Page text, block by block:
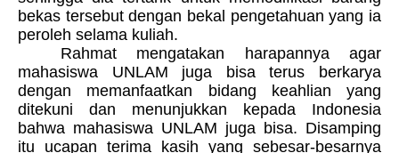
bekas tersebut dengan bekal pengetahuan yang ia
peroleh selama kuliah.
Rahmat mengatakan harapannya agar
mahasiswa UNLAM juga bisa terus berkarya
dengan memanfaatkan bidang keahlian yang
ditekuni dan menunjukkan kepada Indonesia
bahwa mahasiswa UNLAM juga bisa. Disamping
itu ucapan terima kasih yang sebesar-besarnya